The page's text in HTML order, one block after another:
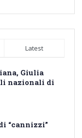
Latest
Giulia
nazionali di
“cannizzi”